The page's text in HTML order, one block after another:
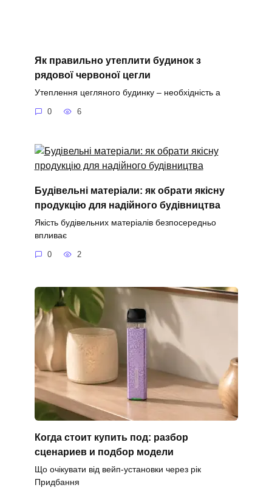
Як правильно утеплити будинок з
рядової червоної цегли
Утеплення цегляного будинку – необхідність а
0 6
Будівельні матеріали: як обрати якісну
продукцію для надійного будівництва
Якість будівельних матеріалів безпосередньо
впливає
0 2
Когда стоит купить под: разбор
сценариев и подбор модели
Що очікувати від вейп-установки через рік
Придбання